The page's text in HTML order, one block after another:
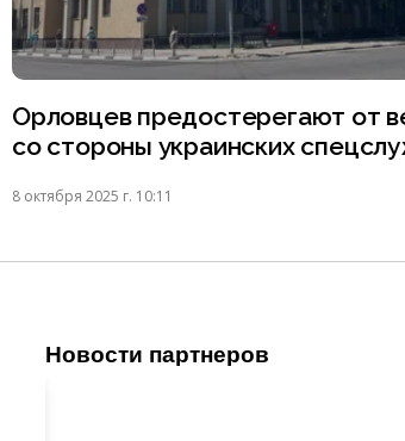
Орловцев предостерегают от
со стороны украинских
8 октября 2025 г. 10:11
Новости партнеров